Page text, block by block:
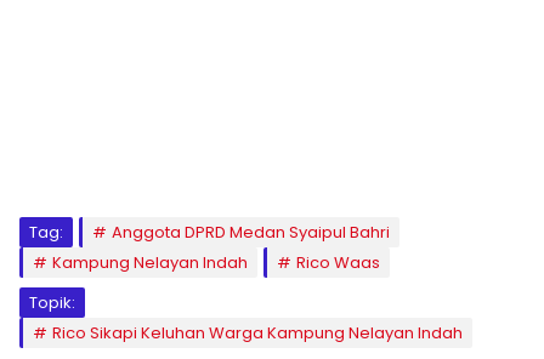
Tag:
Anggota DPRD Medan Syaipul Bahri
Kampung Nelayan Indah
Rico Waas
Topik:
Rico Sikapi Keluhan Warga Kampung Nelayan Indah